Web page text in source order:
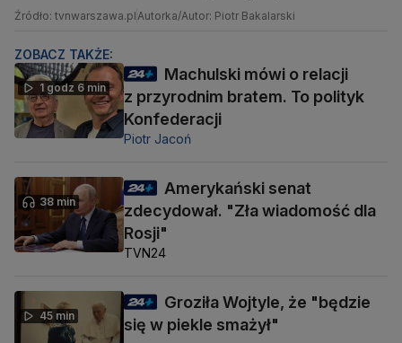
Źródło: tvnwarszawa.pl Autorka/Autor: Piotr Bakalarski
ZOBACZ TAKŻE:
1 godz 6 min
Machulski mówi o relacji
z przyrodnim bratem. To polityk
Konfederacji
Piotr Jacoń
38 min
Amerykański senat
zdecydował. "Zła wiadomość dla
Rosji"
TVN24
45 min
Groziła Wojtyle, że "będzie
się w piekle smażył"